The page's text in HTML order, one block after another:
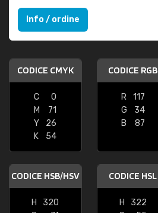
Info / ordine
CODICE CMYK
C
0
M
71
Y
26
K
54
CODICE RGB
R
117
G
34
B
87
CODICE HSB/HSV
H
320
CODICE HSL
H
322